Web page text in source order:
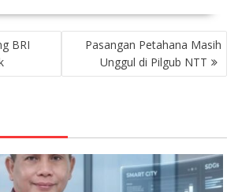
BRI
Pasangan Petahana Masih
Unggul di Pilgub NTT